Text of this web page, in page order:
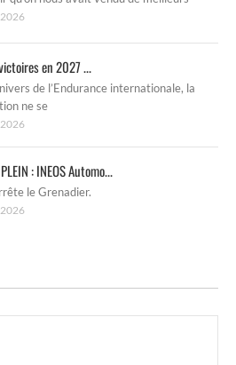
en 2027 ...
de l’Endurance internationale, la
ne se
: INEOS Automo...
le Grenadier.